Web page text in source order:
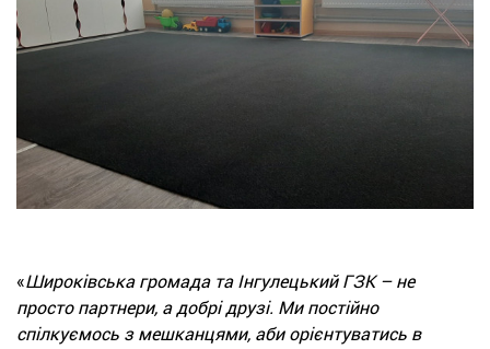
«Широківська громада та Інгулецький ГЗК – не
просто партнери, а добрі друзі. Ми постійно
спілкуємось з мешканцями, аби орієнтуватись в